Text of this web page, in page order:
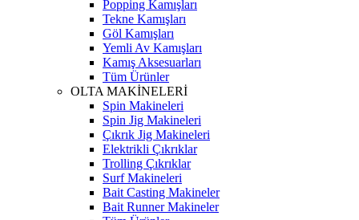
Popping Kamışları
Tekne Kamışları
Göl Kamışları
Yemli Av Kamışları
Kamış Aksesuarları
Tüm Ürünler
OLTA MAKİNELERİ
Spin Makineleri
Spin Jig Makineleri
Çıkrık Jig Makineleri
Elektrikli Çıkrıklar
Trolling Çıkrıklar
Surf Makineleri
Bait Casting Makineler
Bait Runner Makineler